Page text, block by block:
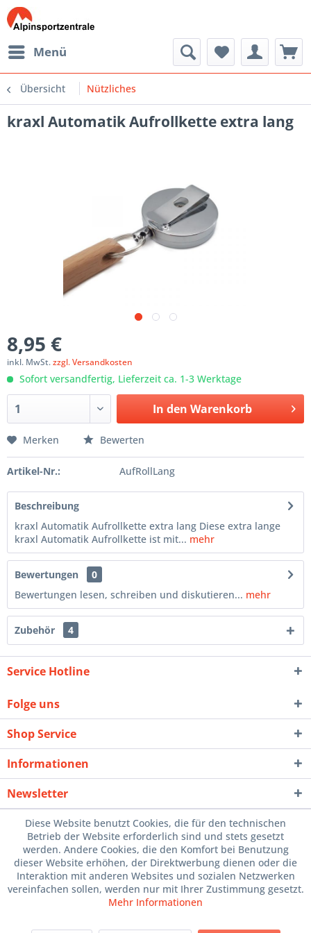
Menü
Übersicht Nützliches
kraxl Automatik Aufrollkette extra lang
8,95 €
inkl. MwSt.zzgl. Versandkosten
Sofort versandfertig, Lieferzeit ca. 1-3 Werktage
In den Warenkorb
Merken Bewerten
Artikel-Nr.: AufRollLang
Beschreibung
kraxl Automatik Aufrollkette extra lang Diese extra lange
kraxl Automatik Aufrollkette ist mit... mehr
Bewertungen
0
Bewertungen lesen, schreiben und diskutieren... mehr
Zubehör 4
Service Hotline
Folge uns
Shop Service
Informationen
Newsletter
Diese Website benutzt Cookies, die für den technischen
Betrieb der Website erforderlich sind und stets gesetzt
werden. Andere Cookies, die den Komfort bei Benutzung
dieser Website erhöhen, der Direktwerbung dienen oder die
Interaktion mit anderen Websites und sozialen Netzwerken
vereinfachen sollen, werden nur mit Ihrer Zustimmung gesetzt.
Mehr Informationen